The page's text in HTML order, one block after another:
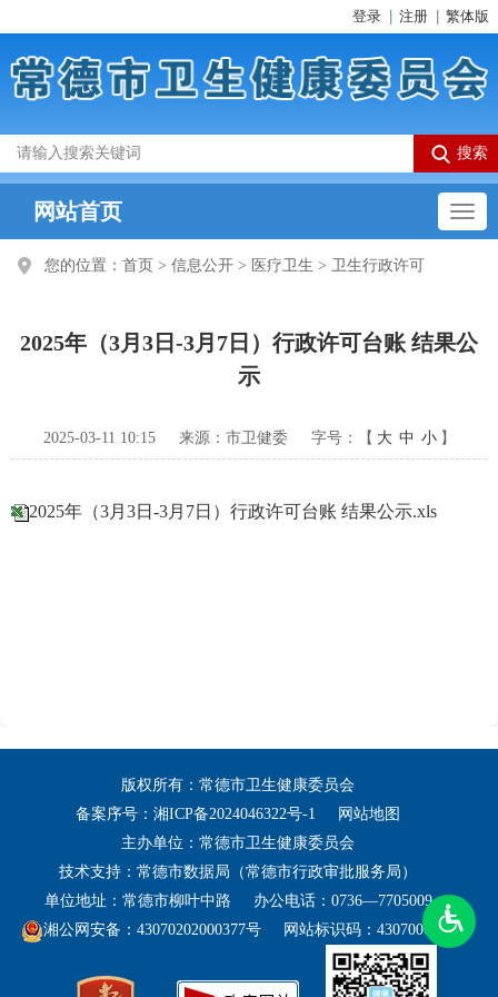
登录 注册 繁体版
网站首页
您的位置： 首页 > 信息公开 > 医疗卫生 > 卫生行政许可
2025年（3月3日-3月7日）行政许可台账 结果公
示
2025-03-11 10:15 来源：市卫健委 字号：【 大 中 小 】
2025年（3月3日-3月7日）行政许可台账 结果公示.xls
版权所有：常德市卫生健康委员会
备案序号： 湘ICP备2024046322号-1
网站地图
主办单位：常德市卫生健康委员会
技术支持：常德市数据局（常德市行政审批服务局）
单位地址：常德市柳叶中路
办公电话：0736—7705009
湘公网安备：43070202000377号
网站标识码：4307000031